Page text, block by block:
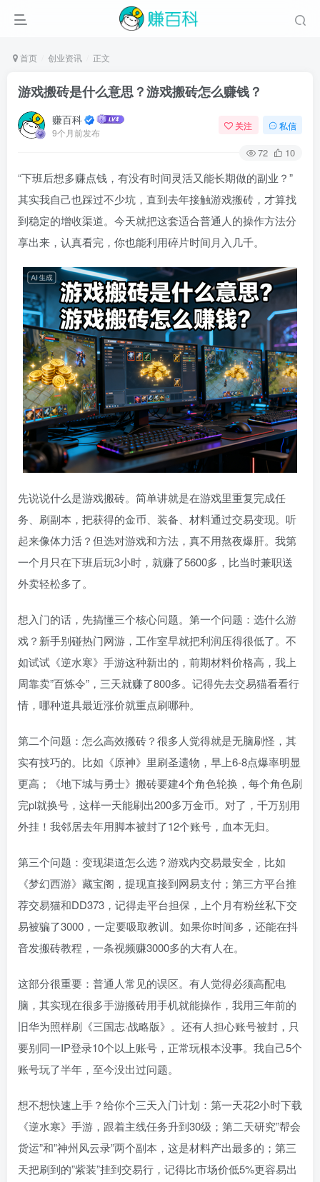
首页 创业资讯 正文
游戏搬砖是什么意思？游戏搬砖怎么赚钱？
赚百科
9个月前发布
关注 私信
72 10
“下班后想多赚点钱，有没有时间灵活又能长期做的副业？”
其实我自己也踩过不少坑，直到去年接触游戏搬砖，才算找
到稳定的增收渠道。今天就把这套适合普通人的操作方法分
享出来，认真看完，你也能利用碎片时间月入几千。
先说说什么是游戏搬砖。简单讲就是在游戏里重复完成任
务、刷副本，把获得的金币、装备、材料通过交易变现。听
起来像体力活？但选对游戏和方法，真不用熬夜爆肝。我第
一个月只在下班后玩3小时，就赚了5600多，比当时兼职送
外卖轻松多了。
想入门的话，先搞懂三个核心问题。第一个问题：选什么游
戏？新手别碰热门网游，工作室早就把利润压得很低了。不
如试试《逆水寒》手游这种新出的，前期材料价格高，我上
周靠卖”百炼令”，三天就赚了800多。记得先去交易猫看看行
情，哪种道具最近涨价就重点刷哪种。
第二个问题：怎么高效搬砖？很多人觉得就是无脑刷怪，其
实有技巧的。比如《原神》里刷圣遗物，早上6-8点爆率明显
更高；《地下城与勇士》搬砖要建4个角色轮换，每个角色刷
完pl就换号，这样一天能刷出200多万金币。对了，千万别用
外挂！我邻居去年用脚本被封了12个账号，血本无归。
第三个问题：变现渠道怎么选？游戏内交易最安全，比如
《梦幻西游》藏宝阁，提现直接到网易支付；第三方平台推
荐交易猫和DD373，记得走平台担保，上个月有粉丝私下交
易被骗了3000，一定要吸取教训。如果你时间多，还能在抖
音发搬砖教程，一条视频赚3000多的大有人在。
这部分很重要：普通人常见的误区。有人觉得必须高配电
脑，其实现在很多手游搬砖用手机就能操作，我用三年前的
旧华为照样刷《三国志·战略版》。还有人担心账号被封，只
要别同一IP登录10个以上账号，正常玩根本没事。我自己5个
账号玩了半年，至今没出过问题。
想不想快速上手？给你个三天入门计划：第一天花2小时下载
《逆水寒》手游，跟着主线任务升到30级；第二天研究”帮会
货运”和”神州风云录”两个副本，这是材料产出最多的；第三
天把刷到的”紫装”挂到交易行，记得比市场价低5%更容易出